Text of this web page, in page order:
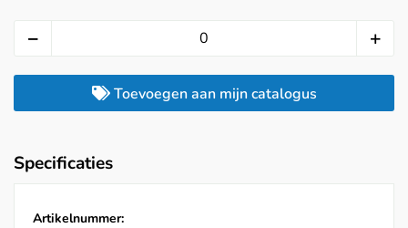
Toevoegen aan mijn catalogus
Specificaties
Artikelnummer: